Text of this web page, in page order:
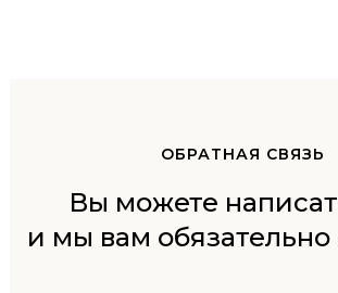
ОБРАТНАЯ СВЯЗЬ
Вы можете
и мы вам обязательно